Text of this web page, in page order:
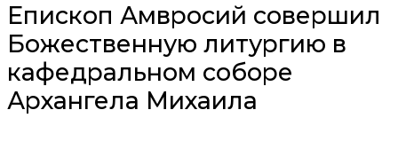
Епископ Амвросий совершил
Божественную литургию в
кафедральном соборе
Архангела Михаила